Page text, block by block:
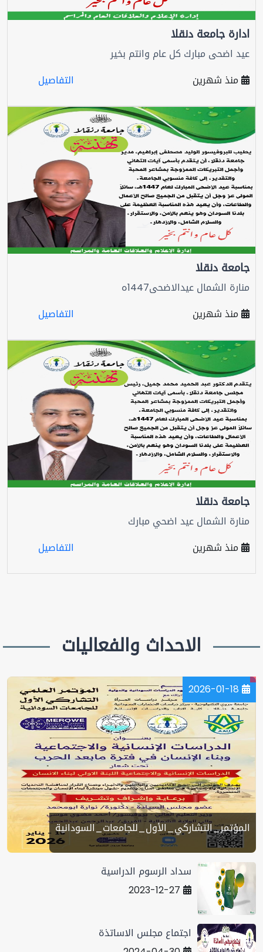
ادارة جامعة دنقلا
عيد اضحى مبارك كل عام وانتم بخير
منذ شهرين
التفاصيل
جامعة دنقلا
منارة الشمال عيدالاضحى1447ه
منذ شهرين
التفاصيل
جامعة دنقلا
منارة الشمال عيد اضحي مبارك
منذ شهرين
التفاصيل
الاحداث والفعاليات
2026-01-18
المؤتمر_التشاركي_الأول_للجامعات_السودانية
سداد الرسوم الدراسية
2023-12-27
اجتماع مجلس الاساتذة